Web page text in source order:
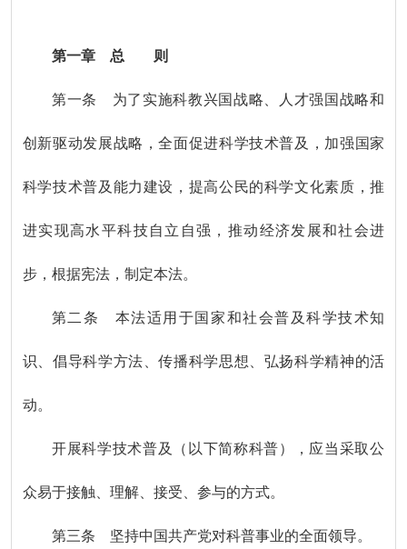
第一章 总 则
第一条 为了实施科教兴国战略、人才强国战略和
创新驱动发展战略，全面促进科学技术普及，加强国家
科学技术普及能力建设，提高公民的科学文化素质，推
进实现高水平科技自立自强，推动经济发展和社会进
步，根据宪法，制定本法。
第二条 本法适用于国家和社会普及科学技术知
识、倡导科学方法、传播科学思想、弘扬科学精神的活
动。
开展科学技术普及（以下简称科普），应当采取公
众易于接触、理解、接受、参与的方式。
第三条 坚持中国共产党对科普事业的全面领导。